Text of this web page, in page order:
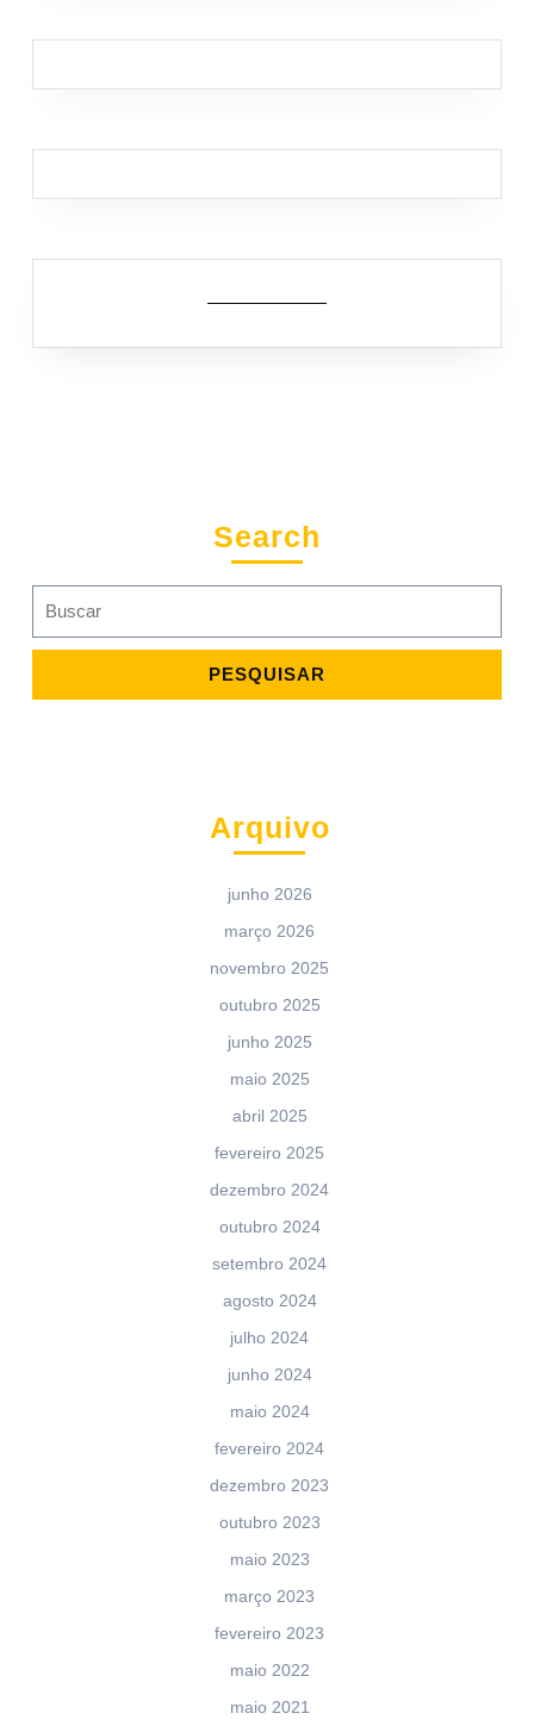
Search
for:
Arquivo
junho 2026
março 2026
novembro 2025
outubro 2025
junho 2025
maio 2025
abril 2025
fevereiro 2025
dezembro 2024
outubro 2024
setembro 2024
agosto 2024
julho 2024
junho 2024
maio 2024
fevereiro 2024
dezembro 2023
outubro 2023
maio 2023
março 2023
fevereiro 2023
maio 2022
maio 2021